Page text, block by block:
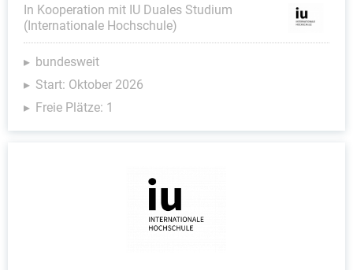
In Kooperation mit IU Duales Studium
(Internationale Hochschule)
bundesweit
Start: Oktober 2026
Freie Plätze: 1